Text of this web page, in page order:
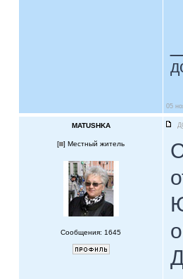
05
MATUSHKA
[ ] Местный житель
Сообщения: 1645